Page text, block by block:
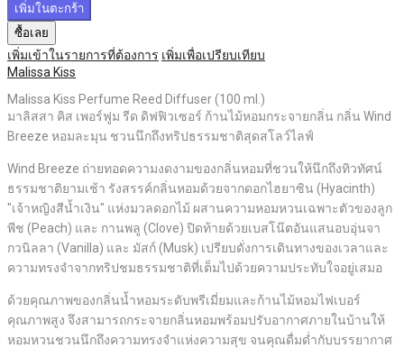
เพิ่มในตะกร้า
ซื้อเลย
เพิ่มเข้าในรายการที่ต้องการ เพิ่มเพื่อเปรียบเทียบ
Malissa Kiss
Malissa Kiss Perfume Reed Diffuser (100 ml.)
มาลิสสา คิส เพอร์ฟูม รีด ดิฟฟิวเซอร์ ก้านไม้หอมกระจายกลิ่น กลิ่น Wind
Breeze หอมละมุน ชวนนึกถึงทริปธรรมชาติสุดสโลว์ไลฟ์
Wind Breeze ถ่ายทอดความงดงามของกลิ่นหอมที่ชวนให้นึกถึงทิวทัศน์
ธรรมชาติยามเช้า รังสรรค์กลิ่นหอมด้วยจากดอกไฮยาซิน (Hyacinth)
"เจ้าหญิงสีน้ำเงิน" แห่งมวลดอกไม้ ผสานความหอมหวนเฉพาะตัวของลูก
พีช (Peach) และ กานพลู (Clove) ปิดท้ายด้วยเบสโน๊ตอันแสนอบอุ่นจา
กวนิลลา (Vanilla) และ มัสก์ (Musk) เปรียบดั่งการเดินทางของเวลาและ
ความทรงจำจากทริปชมธรรมชาติที่เต็มไปด้วยความประทับใจอยู่เสมอ
ด้วยคุณภาพของกลิ่นน้ำหอมระดับพรีเมี่ยมและก้านไม้หอมไฟเบอร์
คุณภาพสูง จึงสามารถกระจายกลิ่นหอมพร้อมปรับอากาศภายในบ้านให้
หอมหวนชวนนึกถึงความทรงจำแห่งความสุข จนคุณดื่มด่ำกับบรรยากาศ